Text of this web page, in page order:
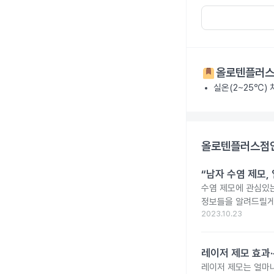
올로텐플러
실온(2~25℃)
올로텐플러스
“남자 수염 제모,
수염 제모에 관심있
정보들을 알려드릴
2023.10.23
레이저 제모 효과
레이저 제모는 얼마